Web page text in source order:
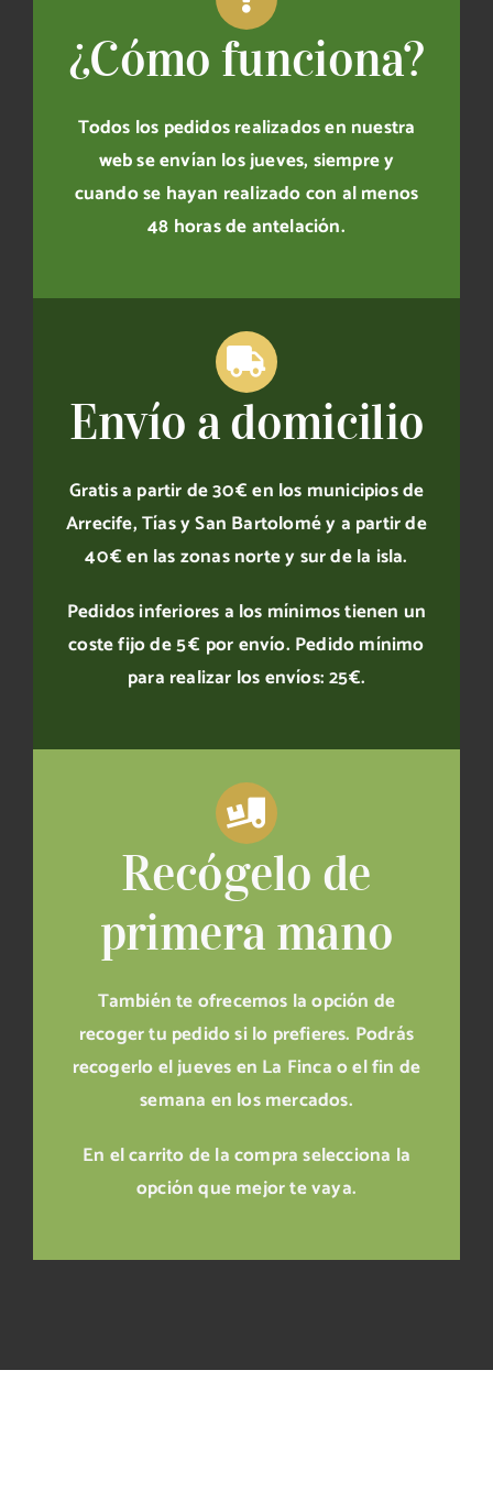
elegir
en
página
de
producto
¿Cómo funciona?
Todos los pedidos realizados en nuestra
web se envían los jueves, siempre y
cuando se hayan realizado con al menos
48 horas de antelación.
Envío a domicilio
Gratis a partir de 30 € en los municipios de
Arrecife, Tías y San Bartolomé y a partir de
40 € en las zonas norte y sur de la isla.
Pedidos inferiores a los mínimos tienen un
coste fijo de 5 € por envío. Pedido mínimo
para realizar los envíos: 25€.
Recógelo de
primera mano
También te ofrecemos la opción de
recoger tu pedido si lo prefieres. Podrás
recogerlo el jueves en La Finca o el fin de
semana en los mercados.
En el carrito de la compra selecciona la
opción que mejor te vaya.